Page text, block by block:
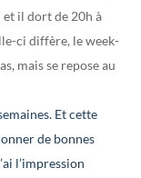
et il dort de 20h à
ci diffère, le week-
mais se repose au
Et cette
de bonnes
l’impression